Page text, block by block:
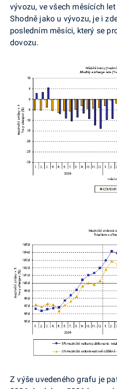
vývozu, ve všech měsících
Shodně jako u vývozu, je i
posledním měsíci, který se
dovozu.
Z výše uvedeného grafu je